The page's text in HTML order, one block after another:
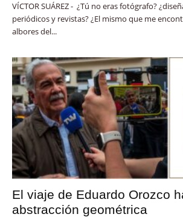
VÍCTOR SUÁREZ - ¿Tú no eras fotógrafo?
periódicos y revistas? ¿El mismo que me
albores del...
El viaje de Eduardo Orozco
abstracción geométrica